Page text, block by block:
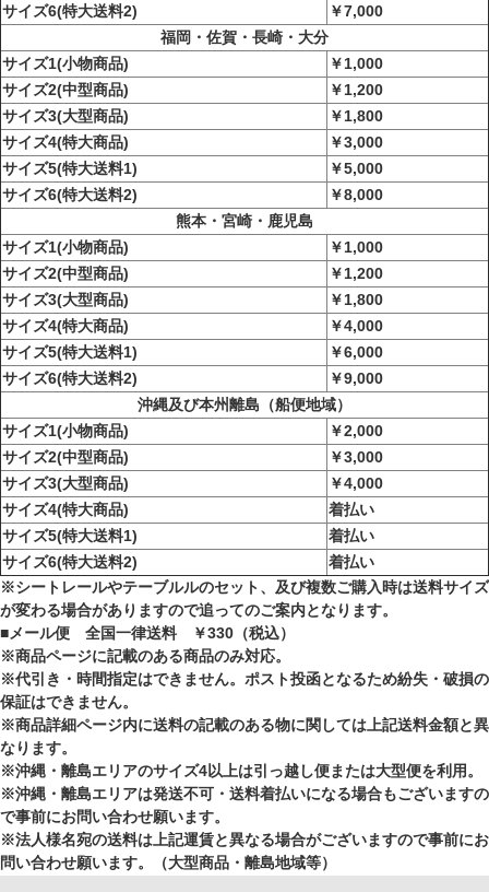
サイズ6(特大送料2)
￥7,000
福岡・佐賀・長崎・大分
サイズ1(小物商品)
￥1,000
サイズ2(中型商品)
￥1,200
サイズ3(大型商品)
￥1,800
サイズ4(特大商品)
￥3,000
サイズ5(特大送料1)
￥5,000
サイズ6(特大送料2)
￥8,000
熊本・宮崎・鹿児島
サイズ1(小物商品)
￥1,000
サイズ2(中型商品)
￥1,200
サイズ3(大型商品)
￥1,800
サイズ4(特大商品)
￥4,000
サイズ5(特大送料1)
￥6,000
サイズ6(特大送料2)
￥9,000
沖縄及び本州離島（船便地域）
サイズ1(小物商品)
￥2,000
サイズ2(中型商品)
￥3,000
サイズ3(大型商品)
￥4,000
サイズ4(特大商品)
着払い
サイズ5(特大送料1)
着払い
サイズ6(特大送料2)
着払い
※シートレールやテーブルルのセット、及び複数ご購入時は送料サイズ
が変わる場合がありますので追ってのご案内となります。
■メール便 全国一律送料 ￥330（税込）
※商品ページに記載のある商品のみ対応。
※代引き・時間指定はできません。ポスト投函となるため紛失・破損の
保証はできません。
※商品詳細ページ内に送料の記載のある物に関しては上記送料金額と異
なります。
※沖縄・離島エリアのサイズ4以上は引っ越し便または大型便を利用。
※沖縄・離島エリアは発送不可・送料着払いになる場合もございますの
で事前にお問い合わせ願います。
※法人様名宛の送料は上記運賃と異なる場合がございますので事前にお
問い合わせ願います。（大型商品・離島地域等）